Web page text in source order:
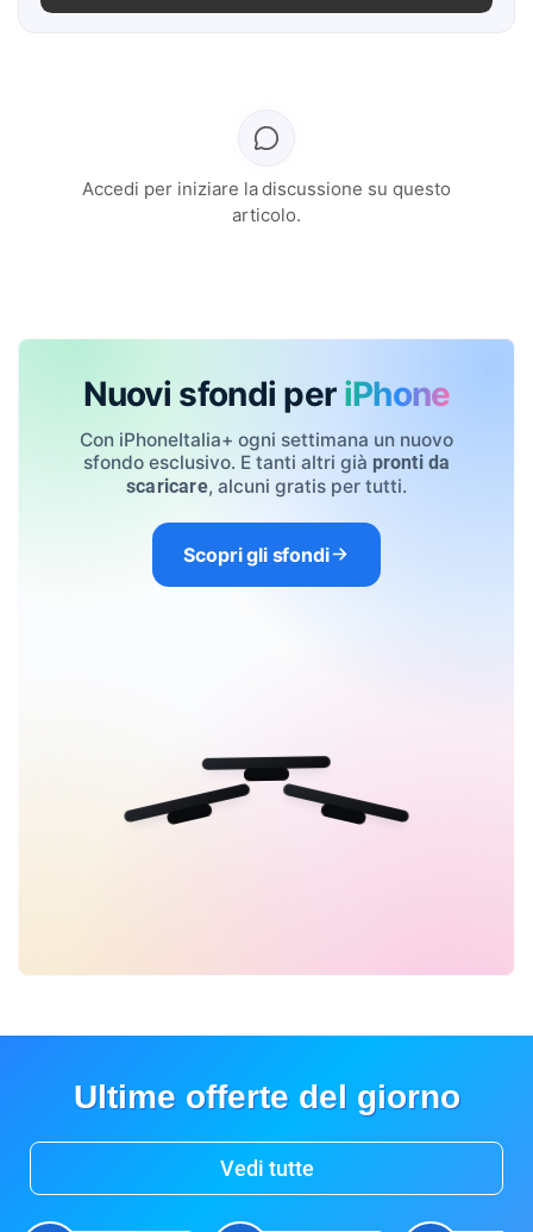
Accedi per iniziare la discussione su questo
articolo.
Nuovi sfondi per iPhone
Con iPhoneItalia+ ogni settimana un nuovo
sfondo esclusivo. E tanti altri già pronti da
scaricare, alcuni gratis per tutti.
Scopri gli sfondi
Ultime offerte del giorno
Vedi tutte